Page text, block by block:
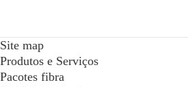
Site map
Produtos e Serviços
Pacotes fibra